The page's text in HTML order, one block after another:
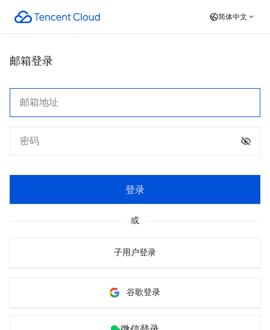
简体中文
邮箱登录
登录
或
子用户登录
谷歌登录